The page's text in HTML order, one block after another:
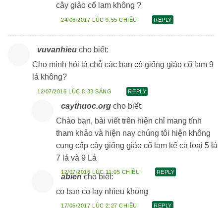
cây giảo cổ lam không ?
24/06/2017 LÚC 9:55 CHIỀU REPLY
vuvanhieu cho biết:
Cho mình hỏi là chỗ các bạn có giống giảo cổ lam 9
lá không?
12/07/2016 LÚC 8:33 SÁNG REPLY
caythuoc.org cho biết:
Chào bạn, bài viết trên hiện chỉ mang tính
tham khảo và hiện nay chúng tôi hiện không
cung cấp cây giống giảo cổ lam kể cả loại 5 lá
7 lá và 9 Lá
12/07/2016 LÚC 11:05 CHIỀU REPLY
abien cho biết:
co ban co lay nhieu khong
17/05/2017 LÚC 2:27 CHIỀU REPLY